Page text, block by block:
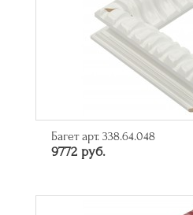
Багет арт. 338.64.048
9772 руб.